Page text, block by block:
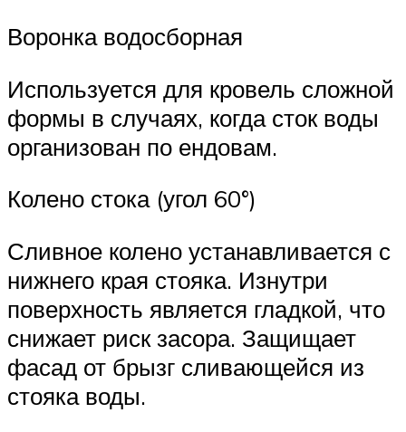
Воронка водосборная
Используется для кровель сложной
формы в случаях, когда сток воды
организован по ендовам.
Колено стока (угол 60°)
Сливное колено устанавливается с
нижнего края стояка. Изнутри
поверхность является гладкой, что
снижает риск засора. Защищает
фасад от брызг сливающейся из
стояка воды.